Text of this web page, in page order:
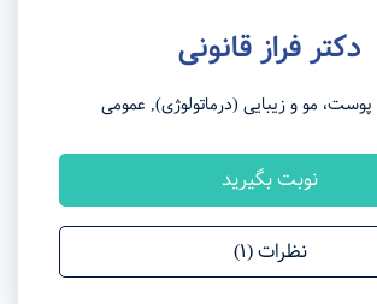
دکتر فراز قانونی
مو و زیبایی (درماتولوژی), عمومی
نوبت بگیرید
نظرات (1)